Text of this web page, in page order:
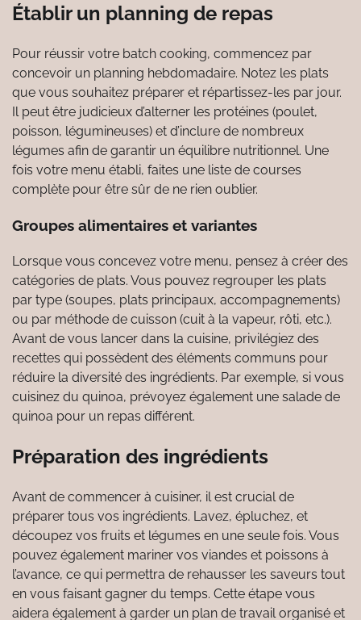
Établir un planning de repas
Pour réussir votre batch cooking, commencez par
concevoir un planning hebdomadaire. Notez les plats
que vous souhaitez préparer et répartissez-les par jour.
Il peut être judicieux d’alterner les protéines (poulet,
poisson, légumineuses) et d’inclure de nombreux
légumes afin de garantir un équilibre nutritionnel. Une
fois votre menu établi, faites une liste de courses
complète pour être sûr de ne rien oublier.
Groupes alimentaires et variantes
Lorsque vous concevez votre menu, pensez à créer des
catégories de plats. Vous pouvez regrouper les plats
par type (soupes, plats principaux, accompagnements)
ou par méthode de cuisson (cuit à la vapeur, rôti, etc.).
Avant de vous lancer dans la cuisine, privilégiez des
recettes qui possèdent des éléments communs pour
réduire la diversité des ingrédients. Par exemple, si vous
cuisinez du quinoa, prévoyez également une salade de
quinoa pour un repas différent.
Préparation des ingrédients
Avant de commencer à cuisiner, il est crucial de
préparer tous vos ingrédients. Lavez, épluchez, et
découpez vos fruits et légumes en une seule fois. Vous
pouvez également mariner vos viandes et poissons à
l’avance, ce qui permettra de rehausser les saveurs tout
en vous faisant gagner du temps. Cette étape vous
aidera également à garder un plan de travail organisé et